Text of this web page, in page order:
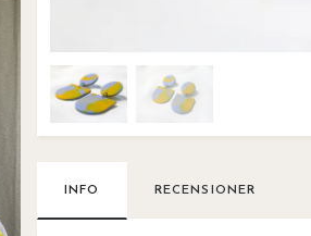
INFO RECENSIONER